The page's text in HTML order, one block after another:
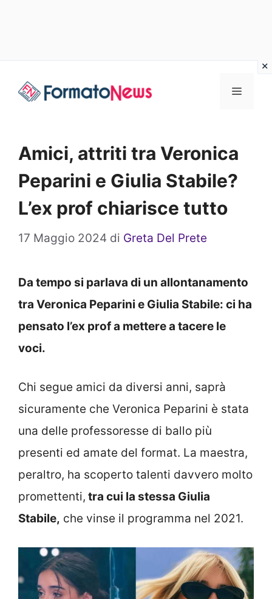
Menu
Amici, attriti tra Veronica
Peparini e Giulia Stabile?
L’ex prof chiarisce tutto
17 Maggio 2024 di Greta Del Prete
Da tempo si parlava di un allontanamento
tra Veronica Peparini e Giulia Stabile: ci ha
pensato l’ex prof a mettere a tacere le
voci.
Chi segue amici da diversi anni, saprà
sicuramente che Veronica Peparini è stata
una delle professoresse di ballo più
presenti ed amate del format. La maestra,
peraltro, ha scoperto talenti davvero molto
promettenti, tra cui la stessa Giulia
Stabile, che vinse il programma nel 2021.